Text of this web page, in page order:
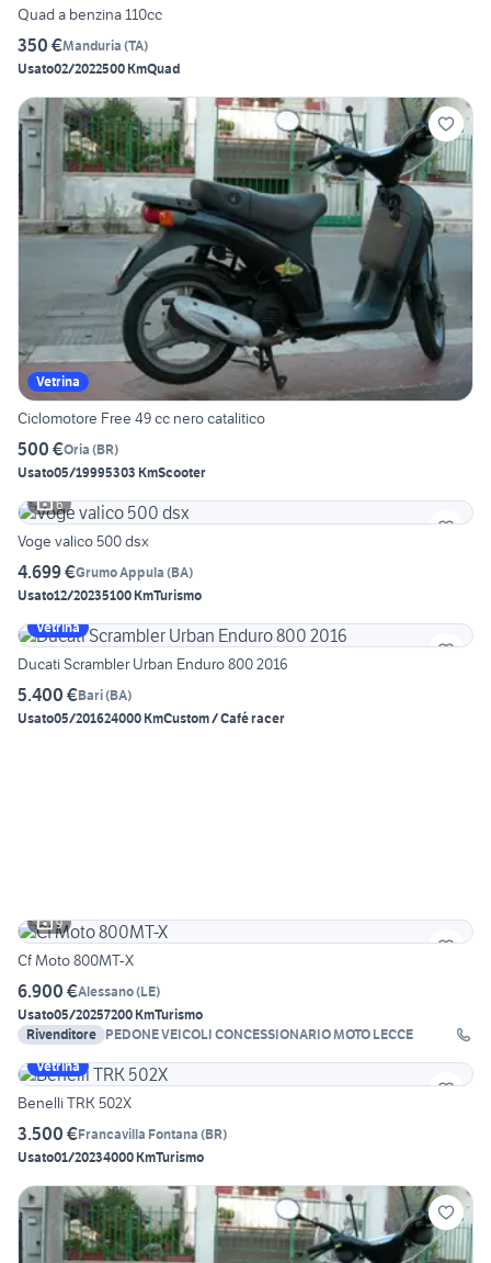
Quad a benzina 110cc
350 €Manduria (TA)
Usato02/2022500 KmQuad
Vetrina
Ciclomotore Free 49 cc nero catalitico
500 €Oria (BR)
Usato05/19995303 KmScooter
6
Voge valico 500 dsx
4.699 €Grumo Appula (BA)
Usato12/20235100 KmTurismo
Vetrina
Ducati Scrambler Urban Enduro 800 2016
5.400 €Bari(BA)
Usato05/201624000 KmCustom / Café racer
9
Cf Moto 800MT-X
6.900 €Alessano(LE)
Usato05/20257200 KmTurismo
Rivenditore PEDONE VEICOLI CONCESSIONARIO MOTO LECCE
Vetrina
Benelli TRK 502X
3.500 €Francavilla Fontana (BR)
Usato01/20234000 KmTurismo